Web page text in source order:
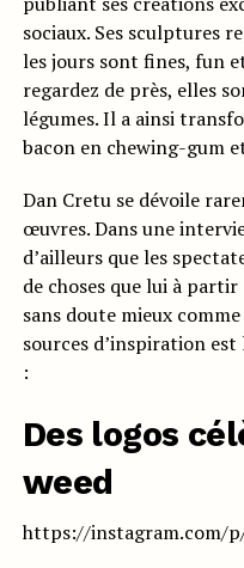
sociaux. Ses sculptures
les jours sont fines, fun
regardez de près, elles
légumes. Il a ainsi
bacon en chewing-gum
Dan Cretu se dévoile
œuvres. Dans une
d’ailleurs que les
de choses que lui à partir
sans doute mieux
sources d’inspiration est
:
Des logos
weed
https://instagram.com/